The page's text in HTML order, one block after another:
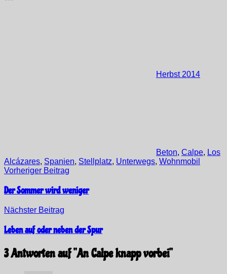
Herbst 2014
Beton, Calpe, Los
Alcázares, Spanien, Stellplatz, Unterwegs, Wohnmobil
Beitragsnavigation
Vorheriger Beitrag
Der Sommer wird weniger
Nächster Beitrag
Leben auf oder neben der Spur
3 Antworten auf “An Calpe knapp vorbei”